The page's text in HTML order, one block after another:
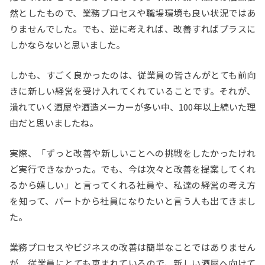
然としたもので、業務プロセスや職場環境も良い状況ではあ
りませんでした。でも、逆に考えれば、改善すればプラスに
しかならないと思いました。
しかも、すごく良かったのは、従業員の皆さんがとても前向
きに新しい経営を受け入れてくれていることです。それが、
潰れていく酒屋や酒造メーカーが多い中、100年以上続いた理
由だと思いましたね。
実際、「ずっと改善や新しいことへの挑戦をしたかったけれ
ど実行できなかった。でも、今は次々と改善を提案してくれ
るから嬉しい」と言ってくれる社員や、私達の経営の考え方
を知って、パートから社員になりたいと言う人も出てきまし
た。
業務プロセスやビジネスの改善は簡単なことではありません